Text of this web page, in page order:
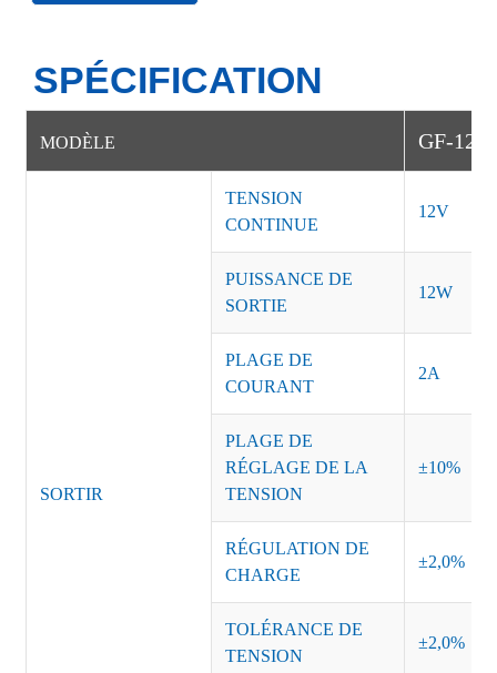
SPÉCIFICATION
MODÈLE GF-
SORTIR
TENSION
CONTINUE
12V
PUISSANCE DE
SORTIE
12W
PLAGE DE
COURANT
2A
PLAGE DE
RÉGLAGE DE LA
TENSION
±10%
RÉGULATION DE
CHARGE
±2,0%
TOLÉRANCE DE
TENSION
±2,0%